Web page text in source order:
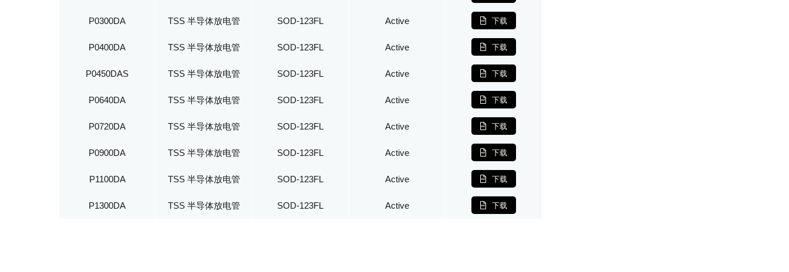
P0300DA TSS 半导体放电管 SOD-123FL Active 下载
P0400DA TSS 半导体放电管 SOD-123FL Active 下载
P0450DAS TSS 半导体放电管 SOD-123FL Active 下载
P0640DA TSS 半导体放电管 SOD-123FL Active 下载
P0720DA TSS 半导体放电管 SOD-123FL Active 下载
P0900DA TSS 半导体放电管 SOD-123FL Active 下载
P1100DA TSS 半导体放电管 SOD-123FL Active 下载
P1300DA TSS 半导体放电管 SOD-123FL Active 下载